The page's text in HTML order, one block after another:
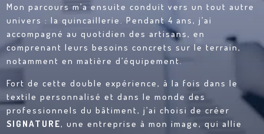
Mon parcours m’a ensuite conduit vers un tout autre
univers : la quincaillerie. Pendant 4 ans, j’ai
accompagné au quotidien des artisans, en
comprenant leurs besoins concrets sur le terrain,
notamment en matière d’équipement.
Fort de cette double expérience, à la fois dans le
textile personnalisé et dans le monde des
professionnels du bâtiment, j’ai choisi de créer
SIGNATURE, une entreprise à mon image, qui allie